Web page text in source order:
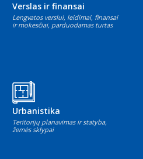
Verslas ir finansai
Lengvatos verslui, leidimai, finansai
ir mokesčiai, parduodamas turtas
Urbanistika
Teritorijų planavimas ir statyba,
žemės sklypai